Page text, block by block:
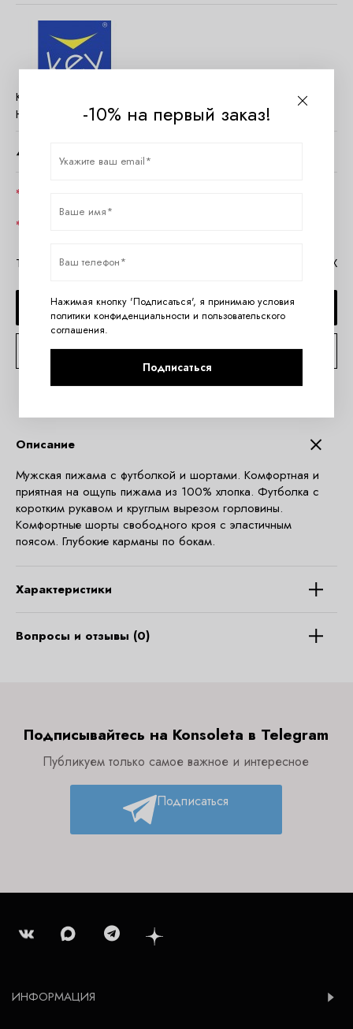
Код товара:
Наличие:
Нет в наличии
4390 руб.
Таблица размеров Key Помощь в MAX
СООБЩИТЬ О ПОСТУПЛЕНИИ
КОНСУЛЬТАЦИЯ ПО TELEGRAM
Описание
Мужская пижама с футболкой и шортами. Комфортная и
приятная на ощупь пижама из 100% хлопка. Футболка с
коротким рукавом и круглым вырезом горловины.
Комфортные шорты свободного кроя с эластичным
поясом. Глубокие карманы по бокам.
Характеристики
Вопросы и отзывы (0)
Подписывайтесь на Konsoleta в Telegram
Публикуем только самое важное и интересное
Подписаться
ИНФОРМАЦИЯ
-10% на первый заказ!
Нажимая кнопку 'Подписаться', я принимаю условия
политики конфиденциальности и пользовательского
соглашения.
Подписаться